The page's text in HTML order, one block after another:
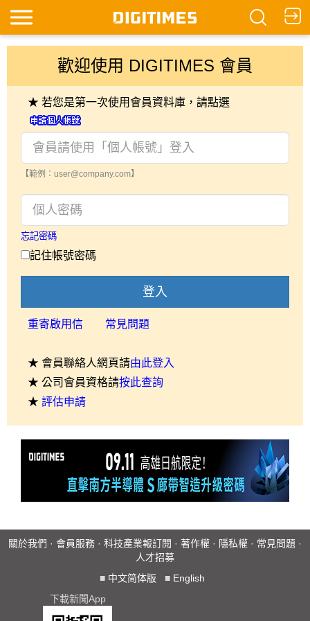
歡迎使用 DIGITIMES 會員
★ 若您是第一次使用會員資料庫，請點選
【範例：user@company.com】
忘記密碼
記住帳號密碼
登入
重寄啟用信 常見問題
★ 會員聯絡人網頁請由此登入
★ 公司會員資格請按此查詢
★ 評估申請
關於我們 · 會員服務 · 科技產業報訂閱 · 著作權 · 隱私權 · 常見問題 ·
人才招募
■ 中文简体版 ■ English
下載新聞App